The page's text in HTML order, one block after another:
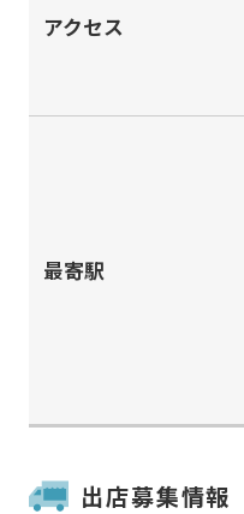
アクセス
最寄駅
出店募集情報